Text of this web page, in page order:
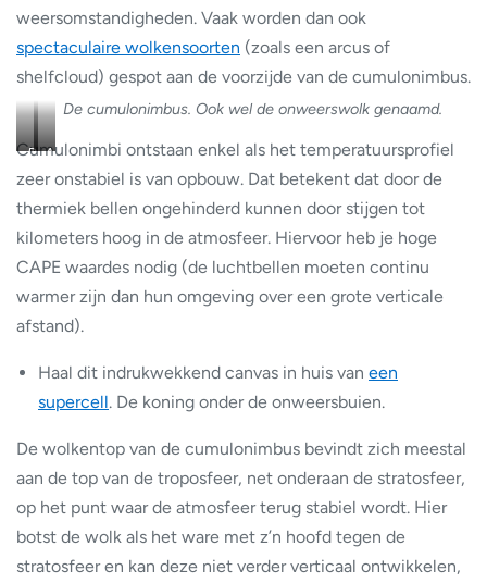
weersomstandigheden. Vaak worden dan ook
spectaculaire wolkensoorten (zoals een arcus of
shelfcloud) gespot aan de voorzijde van de cumulonimbus.
Duidelijke
aambeeldstructuur
top
van
een
Arcus
of
shelf
de
voorzijde
van
stevige
De cumulonimbus. Ook wel de onweerswolk genaamd.
Cumulonimbi ontstaan enkel als het temperatuursprofiel
zeer onstabiel is van opbouw. Dat betekent dat door de
thermiek bellen ongehinderd kunnen door stijgen tot
kilometers hoog in de atmosfeer. Hiervoor heb je hoge
CAPE waardes nodig (de luchtbellen moeten continu
warmer zijn dan hun omgeving over een grote verticale
afstand).
Haal dit indrukwekkend canvas in huis van een
supercell. De koning onder de onweersbuien.
De wolkentop van de cumulonimbus bevindt zich meestal
aan de top van de troposfeer, net onderaan de stratosfeer,
op het punt waar de atmosfeer terug stabiel wordt. Hier
botst de wolk als het ware met z’n hoofd tegen de
stratosfeer en kan deze niet verder verticaal ontwikkelen,